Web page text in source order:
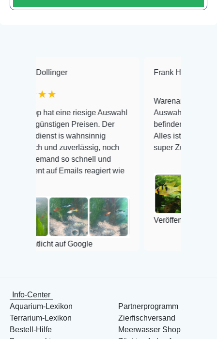
eine riesige Auswahl
Preisen. Der
is wahnsinnig
zuverlässig, noch
so schnell und
auf Emails reagiert wie
auf Google
Frank Hackmayer
Warenanlieferung Top und die
Auswahl plus
befinden der Fische
Alles ist quick lebendig und im
super Zustand. Gerne wieder
Veröffentlicht auf Google
Info-Center
Aquarium-Lexikon
Terrarium-Lexikon
Bestell-Hilfe
Partnerprogramm
Zierfischversand
Meerwasser Shop